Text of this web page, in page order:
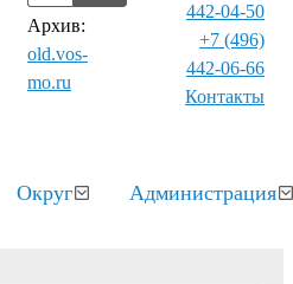
Архив:
old.vos-
mo.ru
442-04-50
+7 (496)
442-06-66
Контакты⁠
Округ Администрация